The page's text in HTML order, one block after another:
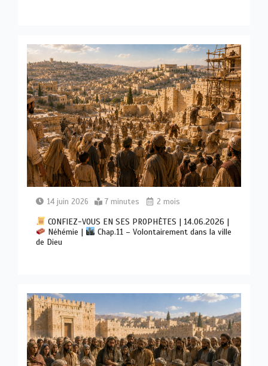
14 juin 2026 7 minutes 2 mois
CONFIEZ-VOUS EN SES PROPHÈTES | 14.06.2026 |
Néhémie |
Chap.11 – Volontairement dans la ville
de Dieu